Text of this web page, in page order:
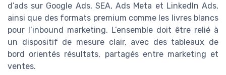
d’ads sur Google Ads, SEA, Ads Meta et LinkedIn Ads,
ainsi que des formats premium comme les livres blancs
pour l’inbound marketing. L’ensemble doit être relié à
un dispositif de mesure clair, avec des tableaux de
bord orientés résultats, partagés entre marketing et
ventes.